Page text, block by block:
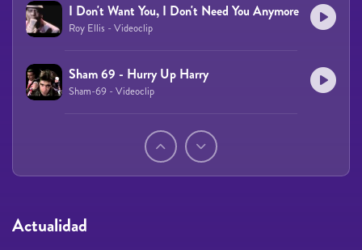
I Don't Want You, I Don't Need You Anymore
Roy Ellis - Videoclip
Sham 69 - Hurry Up Harry
Sham-69 - Videoclip
Actualidad